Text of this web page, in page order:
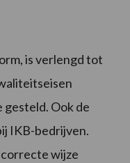
is verlengd tot
Ook de
IKB-bedrijven.
wijze